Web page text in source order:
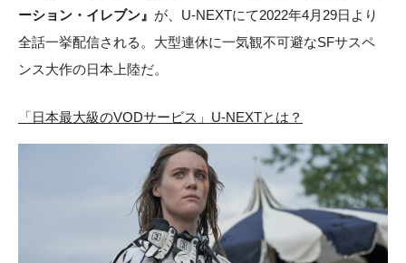
ーション・イレブン』 が、U-NEXTにて2022年4月29日より
全話一挙配信される。大型連休に一気観不可避なSFサスペ
ンス大作の日本上陸だ。
「日本最大級のVODサービス」U-NEXTとは？